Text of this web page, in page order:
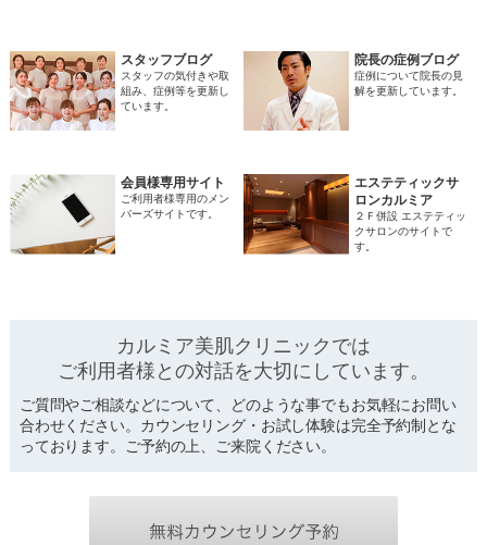
スタッフブログ
スタッフの気付きや取
組み、症例等を更新し
ています。
院長の症例ブログ
症例について院長の見
解を更新しています。
会員様専用サイト
ご利用者様専用のメン
バーズサイトです。
エステティックサ
ロンカルミア
２Ｆ併設 エステティッ
クサロンのサイトで
す。
カルミア美肌クリニックでは
ご利用者様との対話を大切にしています。
ご質問やご相談などについて、どのような事でもお気軽にお問い
合わせください。カウンセリング・お試し体験は完全予約制とな
っております。ご予約の上、ご来院ください。